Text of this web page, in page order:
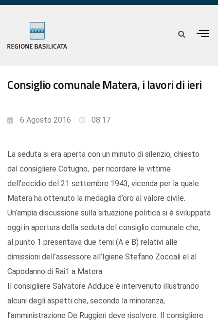
Consiglio comunale Matera, i lavori di ieri
6 Agosto 2016 08:17
La seduta si era aperta con un minuto di silenzio, chiesto
dal consigliere Cotugno, per ricordare le vittime
dell’eccidio del 21 settembre 1943, vicenda per la quale
Matera ha ottenuto la medaglia d’oro al valore civile.
Un’ampia discussione sulla situazione politica si è sviluppata
oggi in apertura della seduta del consiglio comunale che,
al punto 1 presentava due temi (A e B) relativi alle
dimissioni dell’assessore all’Igiene Stefano Zoccali el al
Capodanno di Rai1 a Matera.
Il consigliere Salvatore Adduce è intervenuto illustrando
alcuni degli aspetti che, secondo la minoranza,
l’amministrazione De Ruggieri deve risolvere. Il consigliere